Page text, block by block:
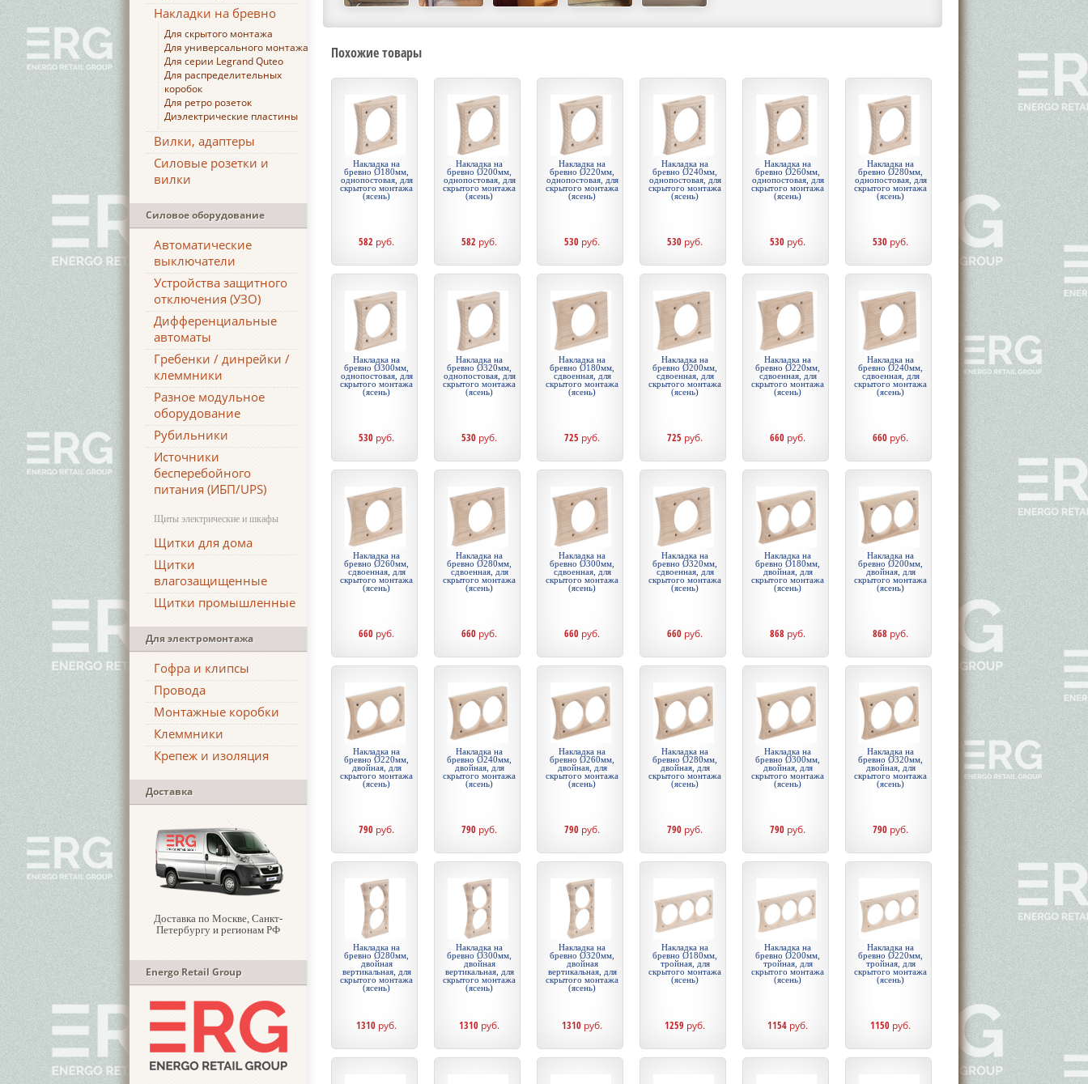
Накладки на бревно
Для скрытого монтажа
Для универсального монтажа
Для серии Legrand Quteo
Для распределительных
коробок
Для ретро розеток
Диэлектрические пластины
Вилки, адаптеры
Силовые розетки и
вилки
Силовое оборудование
Автоматические
выключатели
Устройства защитного
отключения (УЗО)
Дифференциальные
автоматы
Гребенки / динрейки /
клеммники
Разное модульное
оборудование
Рубильники
Источники
бесперебойного
питания (ИБП/UPS)
Щиты электрические и шкафы
Щитки для дома
Щитки
влагозащищенные
Щитки промышленные
Для электромонтажа
Гофра и клипсы
Провода
Монтажные коробки
Клеммники
Крепеж и изоляция
Доставка
Доставка по Москве, Санкт-
Петербургу и регионам РФ
Energo Retail Group
Похожие товары
Накладка на
бревно Ø180мм,
однопостовая, для
скрытого монтажа
(ясень)
582 руб.
Накладка на
бревно Ø200мм,
однопостовая, для
скрытого монтажа
(ясень)
582 руб.
Накладка на
бревно Ø220мм,
однопостовая, для
скрытого монтажа
(ясень)
530 руб.
Накладка на
бревно Ø240мм,
однопостовая, для
скрытого монтажа
(ясень)
530 руб.
Накладка на
бревно Ø260мм,
однопостовая, для
скрытого монтажа
(ясень)
530 руб.
Накладка на
бревно Ø280мм,
однопостовая, для
скрытого монтажа
(ясень)
530 руб.
Накладка на
бревно Ø300мм,
однопостовая, для
скрытого монтажа
(ясень)
530 руб.
Накладка на
бревно Ø320мм,
однопостовая, для
скрытого монтажа
(ясень)
530 руб.
Накладка на
бревно Ø180мм,
сдвоенная, для
скрытого монтажа
(ясень)
725 руб.
Накладка на
бревно Ø200мм,
сдвоенная, для
скрытого монтажа
(ясень)
725 руб.
Накладка на
бревно Ø220мм,
сдвоенная, для
скрытого монтажа
(ясень)
660 руб.
Накладка на
бревно Ø240мм,
сдвоенная, для
скрытого монтажа
(ясень)
660 руб.
Накладка на
бревно Ø260мм,
сдвоенная, для
скрытого монтажа
(ясень)
660 руб.
Накладка на
бревно Ø280мм,
сдвоенная, для
скрытого монтажа
(ясень)
660 руб.
Накладка на
бревно Ø300мм,
сдвоенная, для
скрытого монтажа
(ясень)
660 руб.
Накладка на
бревно Ø320мм,
сдвоенная, для
скрытого монтажа
(ясень)
660 руб.
Накладка на
бревно Ø180мм,
двойная, для
скрытого монтажа
(ясень)
868 руб.
Накладка на
бревно Ø200мм,
двойная, для
скрытого монтажа
(ясень)
868 руб.
Накладка на
бревно Ø220мм,
двойная, для
скрытого монтажа
(ясень)
790 руб.
Накладка на
бревно Ø240мм,
двойная, для
скрытого монтажа
(ясень)
790 руб.
Накладка на
бревно Ø260мм,
двойная, для
скрытого монтажа
(ясень)
790 руб.
Накладка на
бревно Ø280мм,
двойная, для
скрытого монтажа
(ясень)
790 руб.
Накладка на
бревно Ø300мм,
двойная, для
скрытого монтажа
(ясень)
790 руб.
Накладка на
бревно Ø320мм,
двойная, для
скрытого монтажа
(ясень)
790 руб.
Накладка на
бревно Ø280мм,
двойная
вертикальная, для
скрытого монтажа
(ясень)
1310 руб.
Накладка на
бревно Ø300мм,
двойная
вертикальная, для
скрытого монтажа
(ясень)
1310 руб.
Накладка на
бревно Ø320мм,
двойная
вертикальная, для
скрытого монтажа
(ясень)
1310 руб.
Накладка на
бревно Ø180мм,
тройная, для
скрытого монтажа
(ясень)
1259 руб.
Накладка на
бревно Ø200мм,
тройная, для
скрытого монтажа
(ясень)
1154 руб.
Накладка на
бревно Ø220мм,
тройная, для
скрытого монтажа
(ясень)
1150 руб.